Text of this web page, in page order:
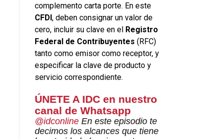
complemento carta porte. En este
CFDI, deben consignar un valor de
cero, incluir su clave en el Registro
Federal de Contribuyentes (RFC)
tanto como emisor como receptor, y
especificar la clave de producto y
servicio correspondiente.
ÚNETE A IDC en nuestro
canal de Whatsapp
@idconlineEn este episodio te
decimos los alcances que tiene